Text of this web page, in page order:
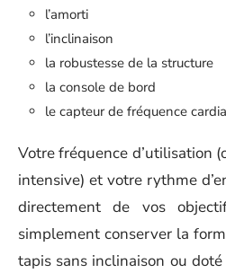
l’amorti
l’inclinaison
la robustesse de la structure
la console de bord
le capteur de fréquence
Votre fréquence d’utilisation
intensive) et votre rythme
directement de vos
simplement conserver la
tapis sans inclinaison ou